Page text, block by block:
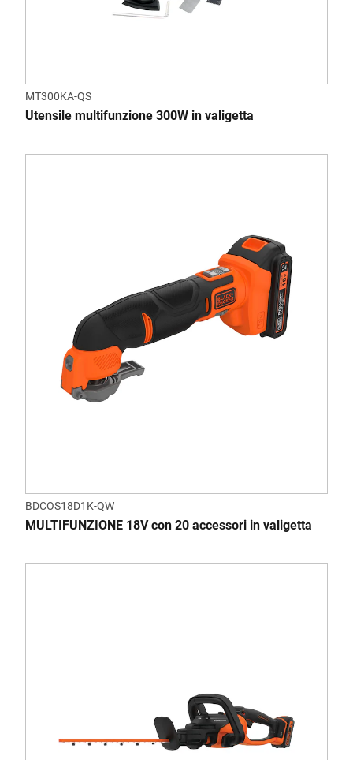
MT300KA-QS
Utensile multifunzione 300W in valigetta
BDCOS18D1K-QW
MULTIFUNZIONE 18V con 20 accessori in valigetta